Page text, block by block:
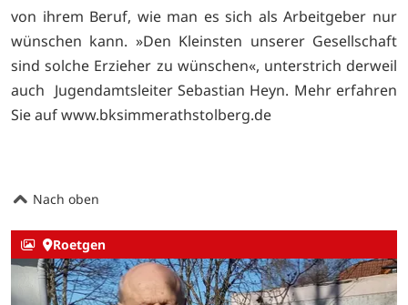
von ihrem Beruf, wie man es sich als Arbeitgeber nur
wünschen kann. »Den Kleinsten unserer Gesellschaft
sind solche Erzieher zu wünschen«, unterstrich derweil
auch Jugendamtsleiter Sebastian Heyn. Mehr erfahren
Sie aufwww.bksimmerathstolberg.de
Nach oben
Roetgen